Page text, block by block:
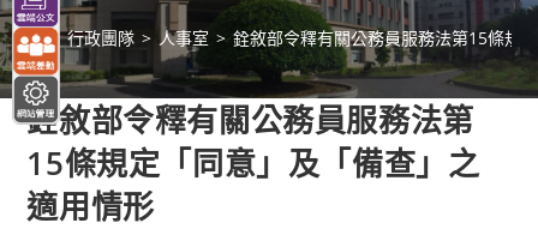
> 行政團隊 > 人事室 > 銓敘部令釋有關公務員服務法第15條規
銓敘部令釋有關公務員服務法第
15條規定「同意」及「備查」之
適用情形